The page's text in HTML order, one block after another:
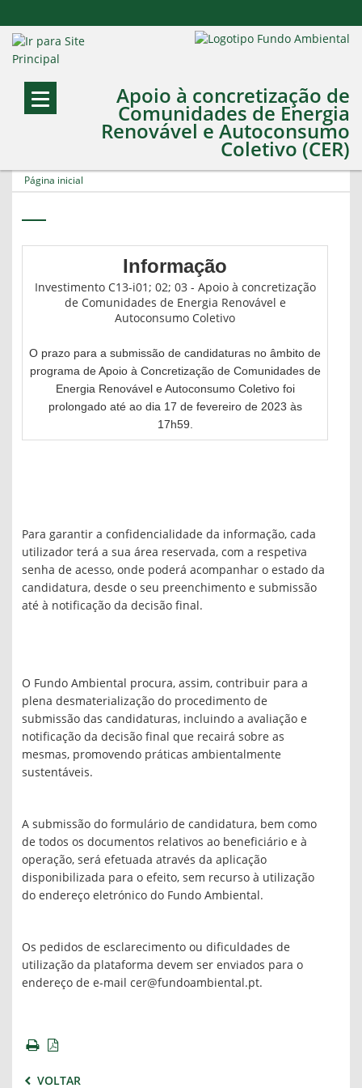
Apoio à concretização de
Comunidades de Energia
Renovável e Autoconsumo
Coletivo (CER)
Página inicial
Informação
Investimento C13-i01; 02; 03 - Apoio à concretização
de Comunidades de Energia Renovável e
Autoconsumo Coletivo
O prazo para a submissão de candidaturas no âmbito de
programa de Apoio à Concretização de Comunidades de
Energia Renovável e Autoconsumo Coletivo foi
prolongado até ao dia 17 de fevereiro de 2023 às
17h59.
Para garantir a confidencialidade da informação, cada
utilizador terá a sua área reservada, com a respetiva
senha de acesso, onde poderá acompanhar o estado da
candidatura, desde o seu preenchimento e submissão
até à notificação da decisão final.
O Fundo Ambiental procura, assim, contribuir para a
plena desmaterialização do procedimento de
submissão das candidaturas, incluindo a avaliação e
notificação da decisão final que recairá sobre as
mesmas, promovendo práticas ambientalmente
sustentáveis.
A submissão do formulário de candidatura, bem como
de todos os documentos relativos ao beneficiário e à
operação, será efetuada através da aplicação
disponibilizada para o efeito, sem recurso à utilização
do endereço eletrónico do Fundo Ambiental.
Os pedidos de esclarecimento ou dificuldades de
utilização da plataforma devem ser enviados para o
endereço de e-mail cer@fundoambiental.pt.
VOLTAR